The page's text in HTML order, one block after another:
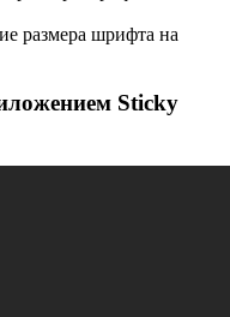
размера шрифта на
Sticky